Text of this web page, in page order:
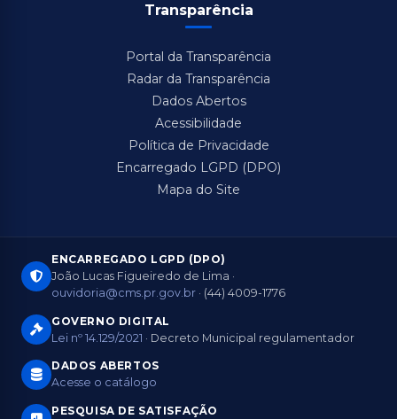
Transparência
Portal da Transparência
Radar da Transparência
Dados Abertos
Acessibilidade
Política de Privacidade
Encarregado LGPD (DPO)
Mapa do Site
ENCARREGADO LGPD (DPO)
João Lucas Figueiredo de Lima ·
ouvidoria@cms.pr.gov.br · (44) 4009-1776
GOVERNO DIGITAL
Lei nº 14.129/2021 · Decreto Municipal regulamentador
DADOS ABERTOS
Acesse o catálogo
PESQUISA DE SATISFAÇÃO